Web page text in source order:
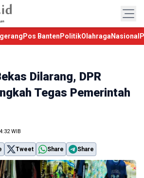
Pos Banten PolitikOlahraga Nasional
Dilarang, DPR
Tegas Pemerintah
WIB
Tweet Share Share